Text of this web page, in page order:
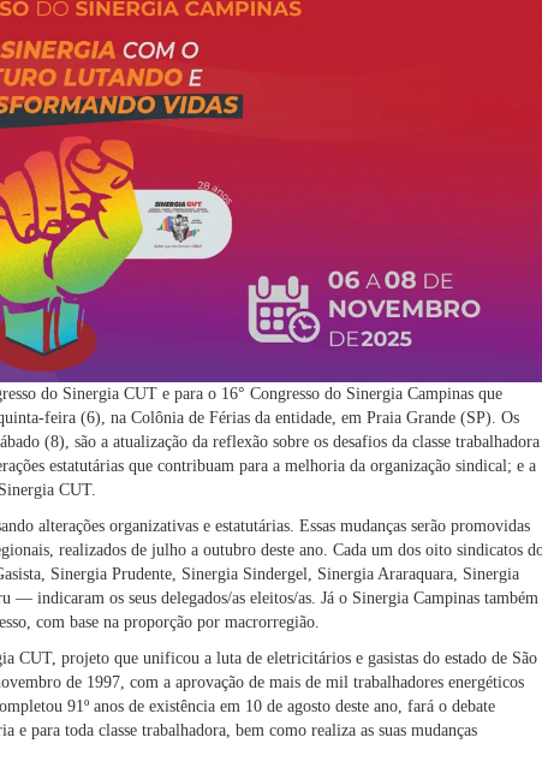
do Sinergia CUT e para o 16° Congresso do Sinergia Campinas que
feira (6), na Colônia de Férias da entidade, em Praia Grande (SP). Os
(8), são a atualização da reflexão sobre os desafios da classe trabalhadora
estatutárias que contribuam para a melhoria da organização sindical; e a
CUT.
alterações organizativas e estatutárias. Essas mudanças serão promovidas
realizados de julho a outubro deste ano. Cada um dos oito sindicatos
Sinergia Prudente, Sinergia Sindergel, Sinergia Araraquara, Sinergia
— indicaram os seus delegados/as eleitos/as. Já o Sinergia Campinas também
com base na proporção por macrorregião.
CUT, projeto que unificou a luta de eletricitários e gasistas do estado de São
de 1997, com a aprovação de mais de mil trabalhadores energéticos
91º anos de existência em 10 de agosto deste ano, fará o debate
e para toda classe trabalhadora, bem como realiza as suas mudanças